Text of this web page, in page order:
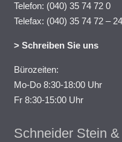
Telefon: (040) 35 74 72 0
Telefax: (040) 35 74 72 – 24
> Schreiben Sie uns
Bürozeiten:
Mo-Do 8:30-18:00 Uhr
Fr 8:30-15:00 Uhr
Schneider Stein